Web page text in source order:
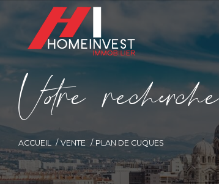
Vore recece
ACCUEIL VENTE PLAN DE CUQUES